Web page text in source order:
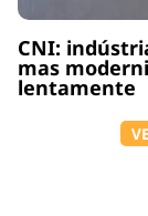
CNI:
mas
lentamente